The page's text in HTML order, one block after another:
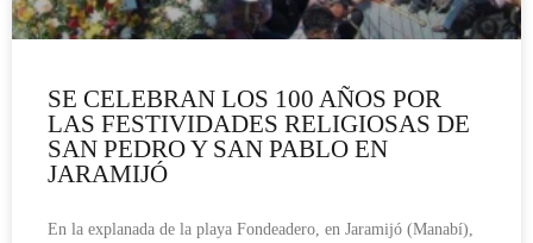
SE CELEBRAN LOS 100 AÑOS POR
LAS FESTIVIDADES RELIGIOSAS DE
SAN PEDRO Y SAN PABLO EN
JARAMIJÓ
En la explanada de la playa Fondeadero, en Jaramijó (Manabí),